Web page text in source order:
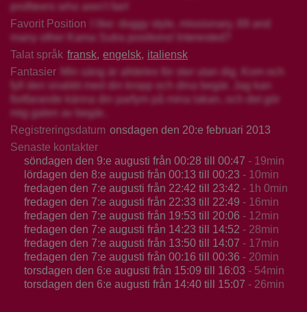
profiteers who aren't fair!
Favorit Position
I like: doggy style, missionary, 69 and
many other Kama Sutra positions! Interested?
Talat språk fransk engelsk italiensk
Fantasier
Min säng är alldeles för stor utan dig. Kom och
fyll den snabbt med din kropp och dina begär. Jag kan
fortfarande känna din parfym på mina lakan, och det gör
mig galen av begär..
Registreringsdatum onsdagen den 20:e februari 2013
Senaste kontakter
söndagen den 9:e augusti från 00:28 till 00:47 - 19min
lördagen den 8:e augusti från 00:13 till 00:23 - 10min
fredagen den 7:e augusti från 22:42 till 23:42 - 1h 0min
fredagen den 7:e augusti från 22:33 till 22:49 - 16min
fredagen den 7:e augusti från 19:53 till 20:06 - 12min
fredagen den 7:e augusti från 14:23 till 14:52 - 28min
fredagen den 7:e augusti från 13:50 till 14:07 - 17min
fredagen den 7:e augusti från 00:16 till 00:36 - 20min
torsdagen den 6:e augusti från 15:09 till 16:03 - 54min
torsdagen den 6:e augusti från 14:40 till 15:07 - 26min